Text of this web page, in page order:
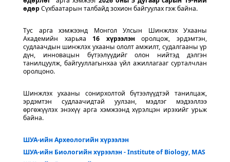
өдөрСүхбаатарын талбайд зохион байгуулах гэж байна.
Тус арга хэмжээнд Монгол Улсын Шинжлэх Ухааны
Академийн харьяа 16 хүрээлэноролцож, эрдэмтэн,
судлаачдын шинжлэх ухааны ололт амжилт, судалгааны үр
дүн, инновацын бүтээлүүдийг олон нийтэд дэлгэн
танилцуулж, байгууллагынхаа үйл ажиллагааг сурталчлан
оролцоно.
Шинжлэх ухааны сонирхолтой бүтээлүүдтэй танилцаж,
эрдэмтэн судлаачидтай уулзан, мэдлэг мэдээллээ
өргөжүүлэх энэхүү арга хэмжээнд хүрэлцэн ирэхийг урьж
байна.
ШУА-ийн Археологийн хүрээлэн
ШУА-ийн Биологийн хүрээлэн - Institute of Biology, MAS